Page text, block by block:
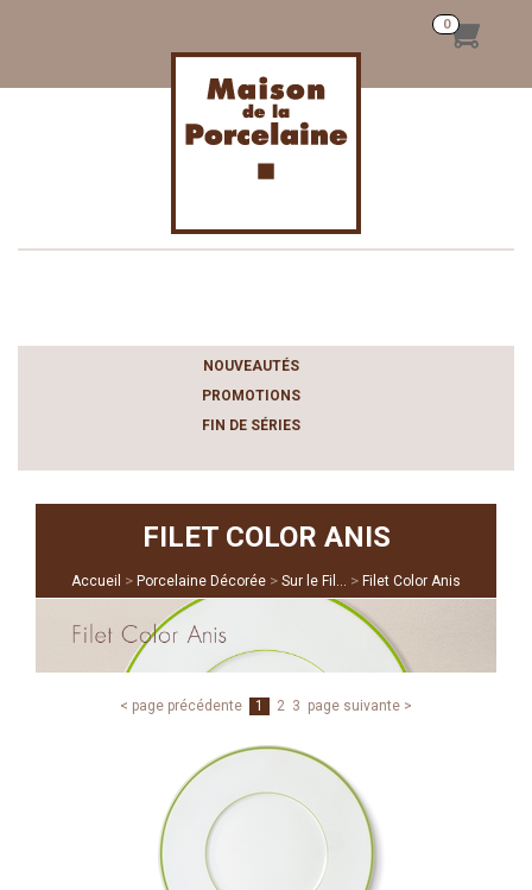
NOUVEAUTÉS
PROMOTIONS
FIN DE SÉRIES
FILET COLOR ANIS
Accueil > Porcelaine Décorée > Sur le Fil... > Filet Color Anis
< page précédente 1 2 3 page suivante >